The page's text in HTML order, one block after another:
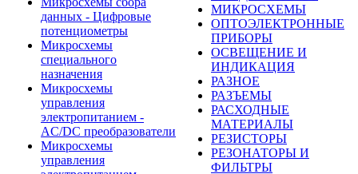
данных - Цифровые
потенциометры
Микросхемы
специального
назначения
Микросхемы
управления
электропитанием -
AC/DC преобразователи
Микросхемы
управления
МИКРОСХЕМЫ
ОПТОЭЛЕКТРОННЫЕ
ПРИБОРЫ
ОСВЕЩЕНИЕ И
ИНДИКАЦИЯ
РАЗНОЕ
РАЗЪЕМЫ
РАСХОДНЫЕ
МАТЕРИАЛЫ
РЕЗИСТОРЫ
РЕЗОНАТОРЫ И
ФИЛЬТРЫ